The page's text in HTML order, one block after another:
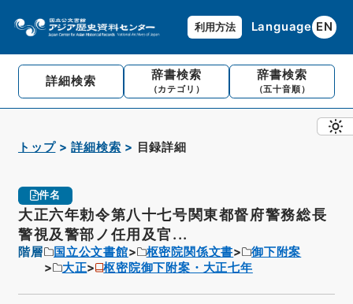
利用方法 Language EN
詳細検索 辞書検索
（カテゴリ）
辞書検索
（五十音順）
トップ 詳細検索 目録詳細
件名
大正六年勅令第八十七号関東都督府警務総長
警視及警部ノ任用及官...
階層 国立公文書館 枢密院関係文書
御下附案
大正
枢密院御下附案・大正七年